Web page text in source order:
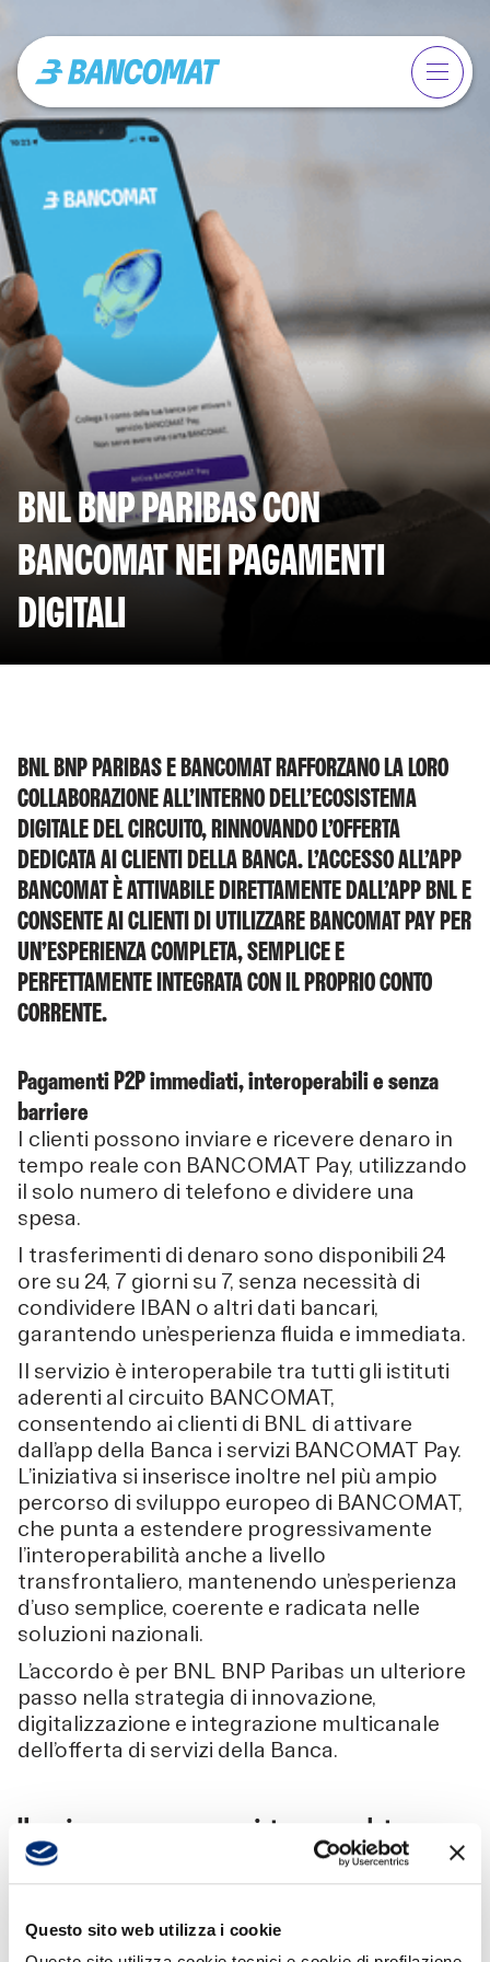
Questo sito web utilizza i cookie
BNL BNP PARIBAS CON
BANCOMAT NEI PAGAMENTI
DIGITALI
BNL BNP PARIBAS E BANCOMAT RAFFORZANO LA LORO
COLLABORAZIONE ALL’INTERNO DELL’ECOSISTEMA
DIGITALE DEL CIRCUITO, RINNOVANDO L’OFFERTA
DEDICATA AI CLIENTI DELLA BANCA. L’ACCESSO ALL’APP
BANCOMAT È ATTIVABILE DIRETTAMENTE DALL’APP BNL E
CONSENTE AI CLIENTI DI UTILIZZARE BANCOMAT PAY PER
UN’ESPERIENZA COMPLETA, SEMPLICE E
PERFETTAMENTE INTEGRATA CON IL PROPRIO CONTO
CORRENTE.
Pagamenti P2P immediati, interoperabili e senza
barriere
I clienti possono inviare e ricevere denaro in
tempo reale con BANCOMAT Pay, utilizzando
il solo numero di telefono e dividere una
spesa.
I trasferimenti di denaro sono disponibili 24
ore su 24, 7 giorni su 7, senza necessità di
condividere IBAN o altri dati bancari,
garantendo un’esperienza fluida e immediata.
Il servizio è interoperabile tra tutti gli istituti
aderenti al circuito BANCOMAT,
consentendo ai clienti di BNL di attivare
dall’app della Banca i servizi BANCOMAT Pay.
L’iniziativa si inserisce inoltre nel più ampio
percorso di sviluppo europeo di BANCOMAT,
che punta a estendere progressivamente
l’interoperabilità anche a livello
transfrontaliero, mantenendo un’esperienza
d’uso semplice, coerente e radicata nelle
soluzioni nazionali.
L’accordo è per BNL BNP Paribas un ulteriore
passo nella strategia di innovazione,
digitalizzazione e integrazione multicanale
dell’offerta di servizi della Banca.
Un unico accesso a un ecosistema completo
L’app BANCOMAT va oltre i pagamenti tra
privati e offre un punto di accesso a un
l'app, è possibile effettuare pagamenti presso